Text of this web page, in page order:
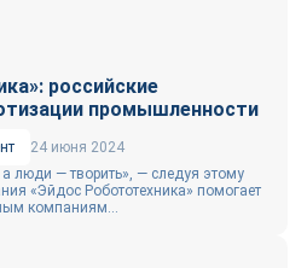
российские
промышленности
24 июня 2024
люди — творить», — следуя этому
«Эйдос Робототехника» помогает
компаниям...